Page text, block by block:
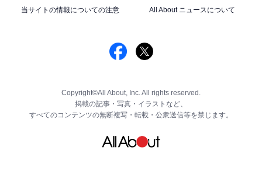
当サイトの情報についての注意
All About ニュースについて
Copyright©All About, Inc. All rights reserved.
掲載の記事・写真・イラストなど、
すべてのコンテンツの無断複写・転載・公衆送信等を禁じます。